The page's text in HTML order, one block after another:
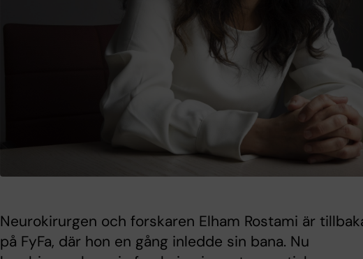
Neurokirurgen och forskaren Elham Rostami är
på FyFa, där hon en gång inledde sin bana. Nu